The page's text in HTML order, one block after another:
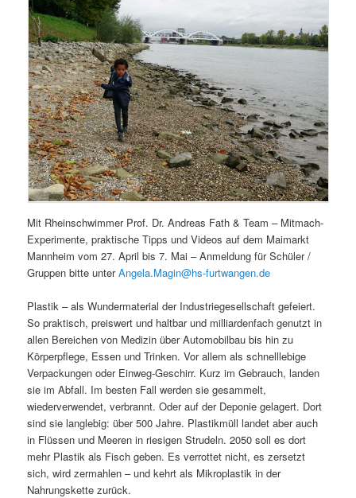
Mit Rheinschwimmer Prof. Dr. Andreas Fath & Team – Mitmach-
Experimente, praktische Tipps und Videos auf dem Maimarkt
Mannheim vom 27. April bis 7. Mai – Anmeldung für Schüler /
Gruppen bitte unterAngela.Magin@hs-furtwangen.de
Plastik – als Wundermaterial der Industriegesellschaft gefeiert.
So praktisch, preiswert und haltbar und milliardenfach genutzt in
allen Bereichen von Medizin über Automobilbau bis hin zu
Körperpflege, Essen und Trinken. Vor allem als schnelllebige
Verpackungen oder Einweg-Geschirr. Kurz im Gebrauch, landen
sie im Abfall. Im besten Fall werden sie gesammelt,
wiederverwendet, verbrannt. Oder auf der Deponie gelagert. Dort
sind sie langlebig: über 500 Jahre. Plastikmüll landet aber auch
in Flüssen und Meeren in riesigen Strudeln. 2050 soll es dort
mehr Plastik als Fisch geben. Es verrottet nicht, es zersetzt
sich, wird zermahlen – und kehrt als Mikroplastik in der
Nahrungskette zurück.